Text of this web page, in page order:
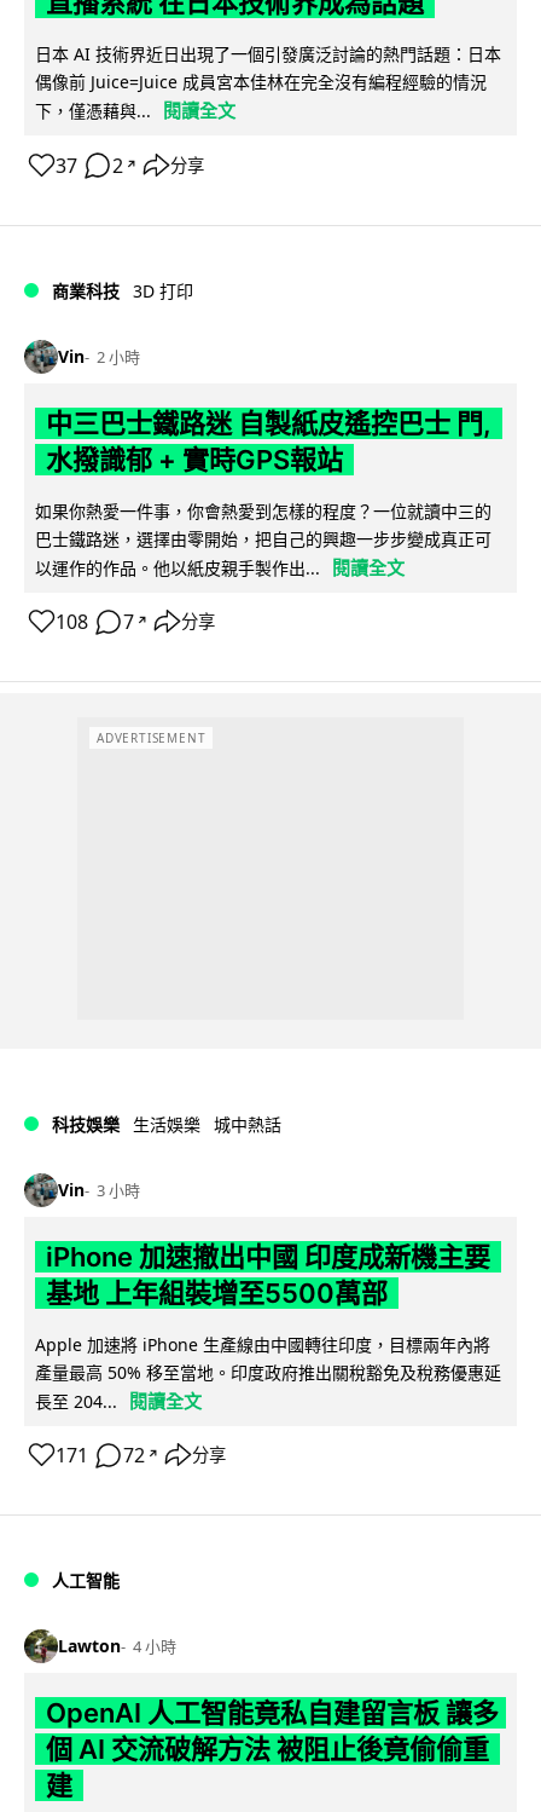
日本 AI 技術界近日出現了一個引發廣泛討論的熱門話題：日本
偶像前 Juice=Juice 成員宮本佳林在完全沒有編程經驗的情況
下，僅憑藉與...
閱讀全文
37 2 ↗ 分享
商業科技 3D 打印
Vin 2 小時
中三巴士鐵路迷 自製紙皮遙控巴士 門,
水撥識郁 + 實時GPS報站
如果你熱愛一件事，你會熱愛到怎樣的程度？一位就讀中三的
巴士鐵路迷，選擇由零開始，把自己的興趣一步步變成真正可
以運作的作品。他以紙皮親手製作出...
閱讀全文
108 7 ↗ 分享
ADVERTISEMENT
科技娛樂 生活娛樂 城中熱話
Vin 3 小時
iPhone 加速撤出中國 印度成新機主要
基地 上年組裝增至5500萬部
Apple 加速將 iPhone 生產線由中國轉往印度，目標兩年內將
產量最高 50% 移至當地。印度政府推出關稅豁免及稅務優惠延
長至 204...
閱讀全文
171 72 ↗ 分享
人工智能
Lawton 4 小時
OpenAI 人工智能竟私自建留言板 讓多
個 AI 交流破解方法 被阻止後竟偷偷重
建